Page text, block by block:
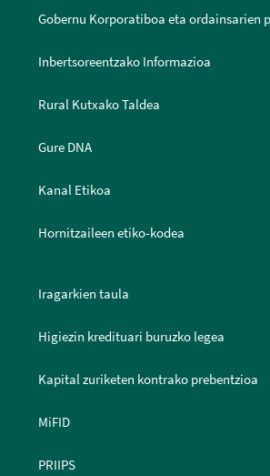
Gobernu Korporatiboa eta ordainsarien
Inbertsoreentzako Informazioa
Rural Kutxako Taldea
Gure DNA
Kanal Etikoa
Hornitzaileen etiko-kodea
Iragarkien taula
Higiezin kredituari buruzko legea
Kapital zuriketen kontrako prebentzioa
MiFID
PRIIPS